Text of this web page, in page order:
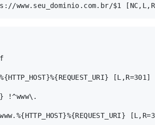
[L,R=301]
!^www\.